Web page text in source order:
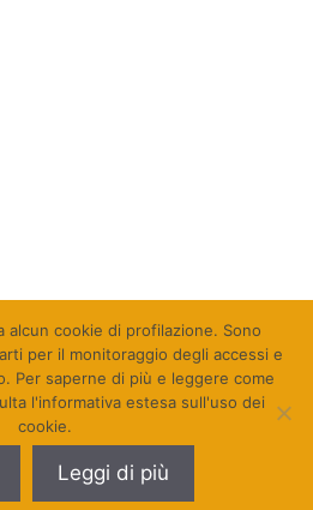
2010 - 2026. Tutti i diritti
da Pierpaolo Farina
alcun cookie di profilazione. Sono
per il monitoraggio degli accessi e
Per saperne di più e leggere come
l'informativa estesa sull'uso dei
cookie.
Leggi di più